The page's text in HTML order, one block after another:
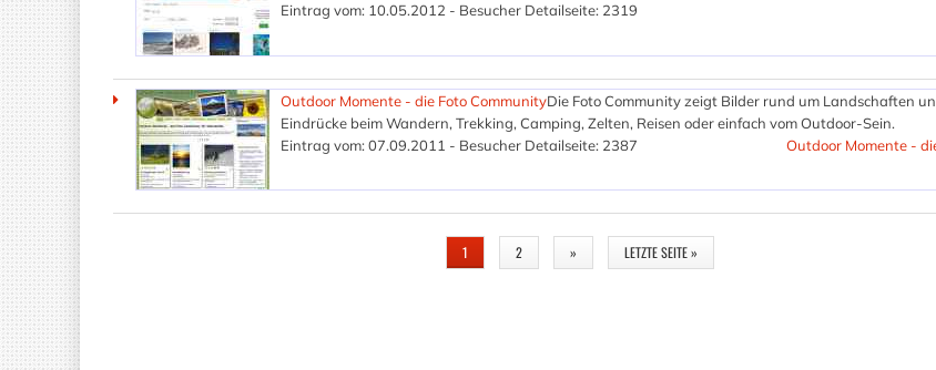
Eintrag vom: 10.05.2012 - Besucher Detailseite: 2319
Outdoor Momente - die Foto CommunityDie Foto Community zeigt Bilder rund um Landschaften
Eindrücke beim Wandern, Trekking, Camping, Zelten, Reisen oder einfach vom Outdoor-Sein.
Eintrag vom: 07.09.2011 - Besucher Detailseite: 2387
Outdoor Momente -
1 2 » LETZTE SEITE »